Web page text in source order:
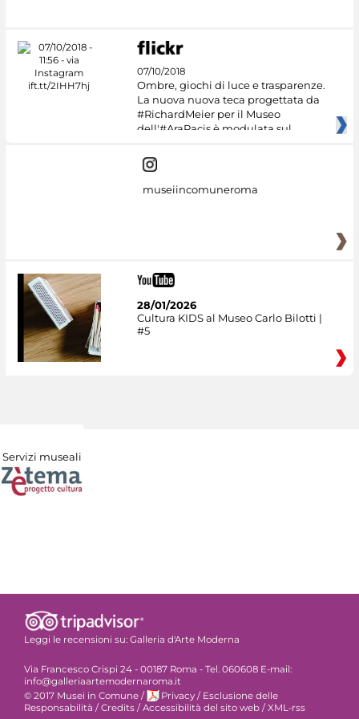
07/10/2018
Ombre, giochi di luce e trasparenze.
La nuova nuova teca progettata da
#RichardMeier per il Museo
dell'#AraPacis è modulata sul
museiincomuneroma
28/01/2026
Cultura KIDS al Museo Carlo Bilotti |
#5
Servizi museali
Leggi le recensioni su: Galleria d'Arte Moderna
Via Francesco Crispi 24 - 00187 Roma - Tel. 060608 E-mail:
info@galleriaartemodernaroma.it
© 2017 Musei in Comune / Privacy / Esclusione delle
Responsabilità /Credits /Accessibilità del sito web /XML-rss